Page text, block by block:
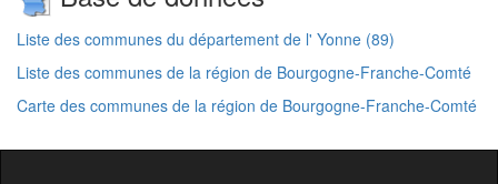
Liste des communes du département de l' Yonne (89)
Liste des communes de la région de Bourgogne-Franche-Comté
Carte des communes de la région de Bourgogne-Franche-Comté